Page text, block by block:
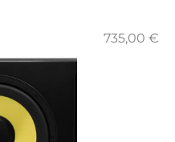
735,00 €